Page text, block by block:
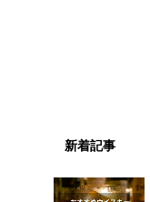
新着記事